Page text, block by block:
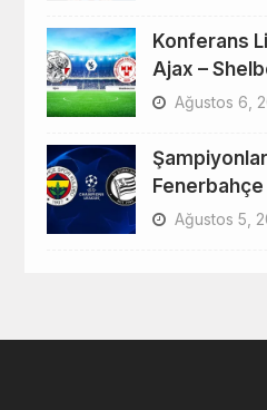
Konferans
Ajax –
Ağustos 6,
Ağustos 5,